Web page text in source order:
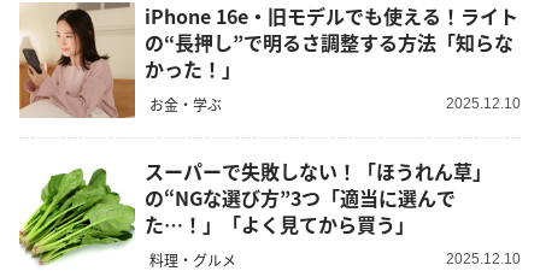
iPhone 16e・旧モデルでも使える！ライト
の“長押し”で明るさ調整する方法「知らな
かった！」
お金・学ぶ 2025.12.10
スーパーで失敗しない！「ほうれん草」
の“NGな選び方”3つ「適当に選んで
た…！」「よく見てから買う」
料理・グルメ 2025.12.10